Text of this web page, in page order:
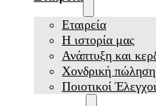
Εταιρεία
Η ιστορία μας
Ανάπτυξη και
Χονδρική
Ποιοτικοί Έλεγχοι